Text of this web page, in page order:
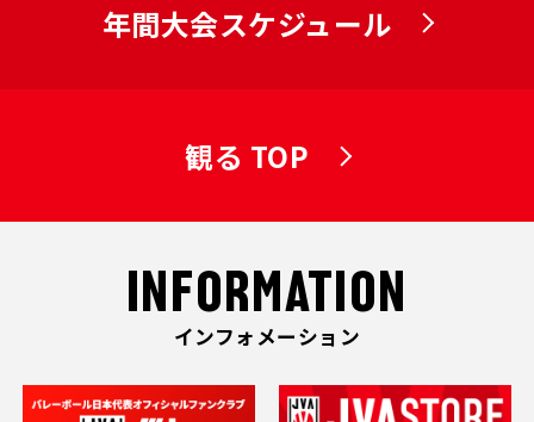
年間大会スケジュール
観る TOP
INFORMATION
インフォメーション